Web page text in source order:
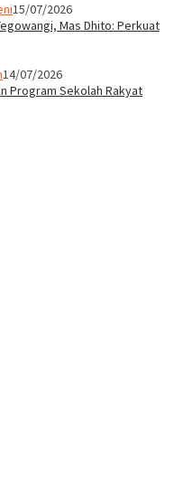
15/07/2026
Mas Dhito: Perkuat
14/07/2026
Program Sekolah Rakyat